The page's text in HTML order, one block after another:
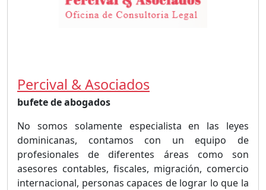
Percival & Asociados
bufete de abogados
No somos solamente especialista en las leyes
dominicanas, contamos con un equipo de
profesionales de diferentes áreas como son
asesores contables, fiscales, migración, comercio
internacional, personas capaces de lograr lo que la